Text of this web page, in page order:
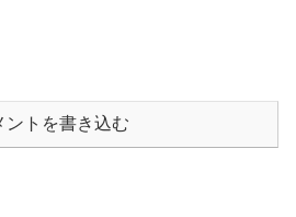
ントを書き込む